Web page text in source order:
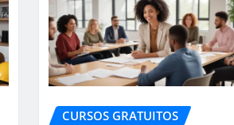
CURSOS GRATUITOS